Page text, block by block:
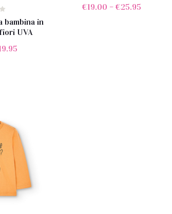
bambina in
UVA
€19.00 –€25.95